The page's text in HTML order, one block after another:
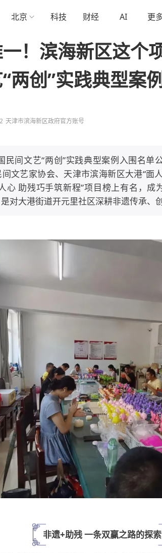
北京 科技 财经 AI 更
！滨海新区这个
两创”实践典型案
天津市滨海新区政府官方账号
民间文艺“两创”实践典型案例入围名单
文艺家协会、天津市滨海新区大港“面
心 助残巧手筑新程”项目榜上有名，成
对大港街道开元里社区深耕非遗传承、
非遗+助残 一条双赢之路的探索